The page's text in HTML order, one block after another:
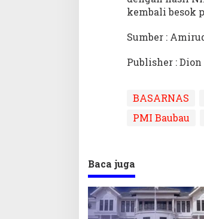
kembali besok
Sumber :
Publisher : Dion
BASARNAS
PMI Baubau
Baca juga